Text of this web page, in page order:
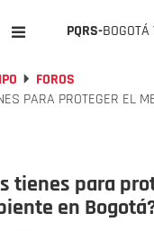
PQRS-
FOROS
PARA PROTEGER EL
tienes para
en